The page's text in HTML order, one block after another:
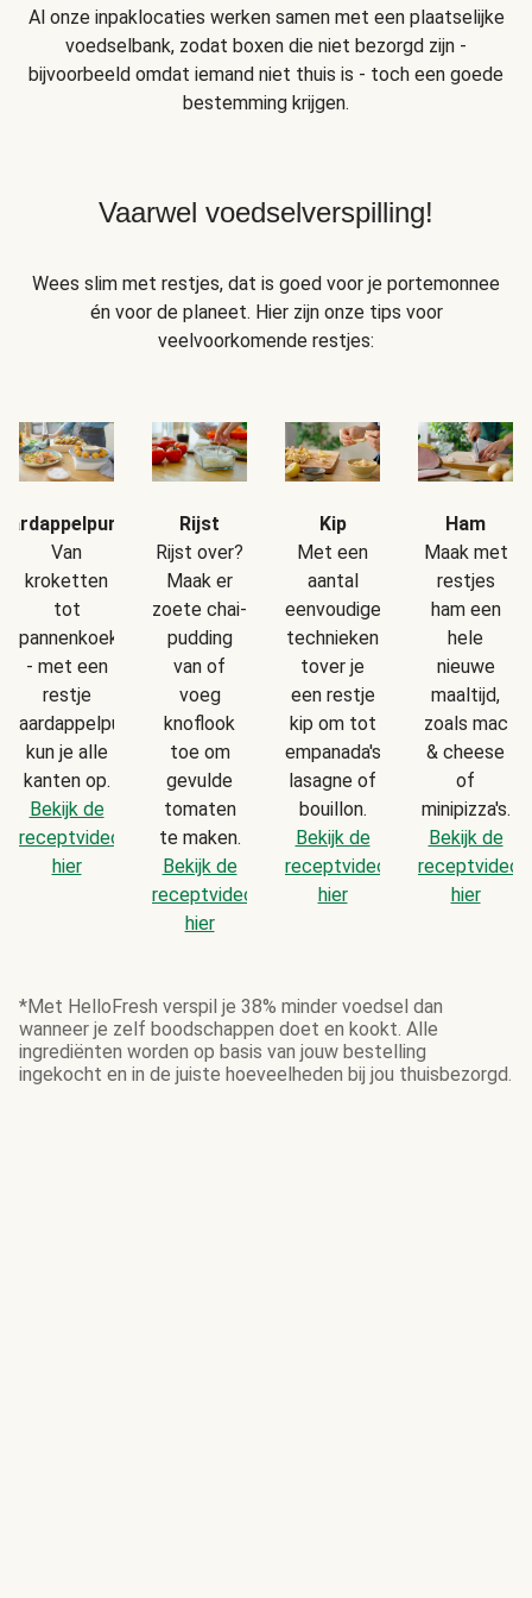
Al onze inpaklocaties werken samen met een plaatselijke
voedselbank, zodat boxen die niet bezorgd zijn -
bijvoorbeeld omdat iemand niet thuis is - toch een goede
bestemming krijgen.
Vaarwel voedselverspilling!
Wees slim met restjes, dat is goed voor je portemonnee
én voor de planeet. Hier zijn onze tips voor
veelvoorkomende restjes:
Van
kroketten
tot
pannenkoekjes
- met een
restje
aardappelpuree
kun je alle
kanten op.
Bekijk de
receptvideo
hier
Rijst
Rijst over?
Maak er
zoete chai-
pudding
van of
voeg
knoflook
toe om
gevulde
tomaten
te maken.
Bekijk de
receptvideo
hier
Kip
Met een
aantal
eenvoudige
technieken
tover je
een restje
kip om tot
empanada's,
lasagne of
bouillon.
Bekijk de
receptvideo
hier
Ham
Maak met
restjes
ham een
hele
nieuwe
maaltijd,
zoals mac
& cheese
of
minipizza's.
Bekijk de
receptvideo
hier
*Met HelloFresh verspil je 38% minder voedsel dan
wanneer je zelf boodschappen doet en kookt. Alle
ingrediënten worden op basis van jouw bestelling
ingekocht en in de juiste hoeveelheden bij jou thuisbezorgd.